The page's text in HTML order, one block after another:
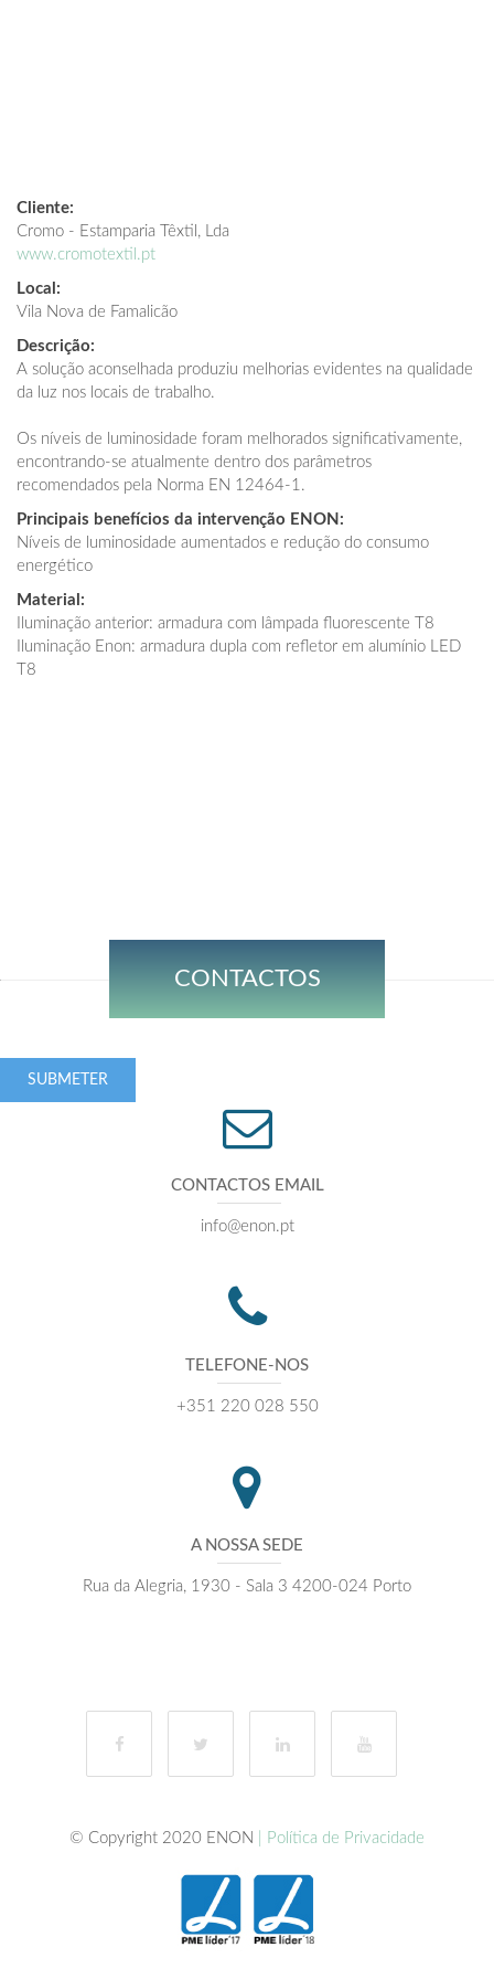
Cliente:
Cromo - Estamparia Têxtil, Lda
www.cromotextil.pt
Local:
Vila Nova de Famalicão
Descrição:
A solução aconselhada produziu melhorias evidentes na qualidade
da luz nos locais de trabalho.
Os níveis de luminosidade foram melhorados significativamente,
encontrando-se atualmente dentro dos parâmetros
recomendados pela Norma EN 12464-1.
Principais benefícios da intervenção ENON:
Níveis de luminosidade aumentados e redução do consumo
energético
Material:
Iluminação anterior: armadura com lâmpada fluorescente T8
Iluminação Enon: armadura dupla com refletor em alumínio LED
T8
CONTACTOS
SUBMETER
CONTACTOS EMAIL
info@enon.pt
TELEFONE-NOS
+351 220 028 550
A NOSSA SEDE
Rua da Alegria, 1930 - Sala 3 4200-024 Porto
© Copyright 2020 ENON | Política de Privacidade